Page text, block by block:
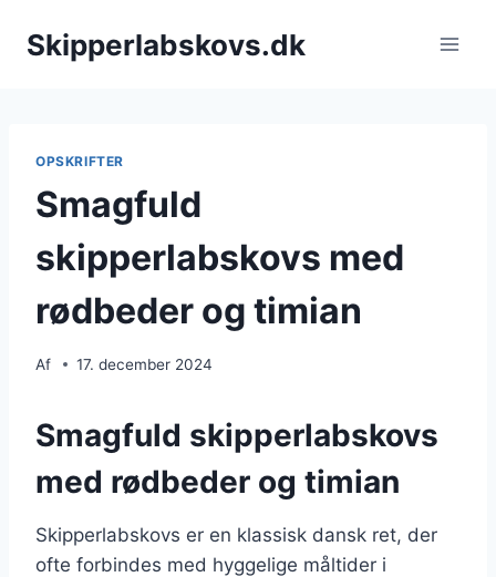
Skipperlabskovs.dk
OPSKRIFTER
Smagfuld
skipperlabskovs med
rødbeder og timian
Af 17. december 2024
Smagfuld skipperlabskovs
med rødbeder og timian
Skipperlabskovs er en klassisk dansk ret, der
ofte forbindes med hyggelige måltider i